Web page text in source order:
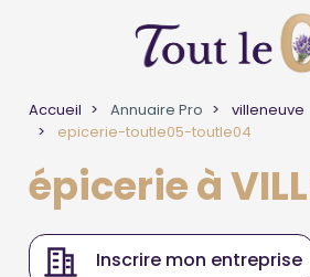
Accueil Annuaire Pro
villeneuve
epicerie-toutle05-toutle04
épicerie à
Inscrire mon entreprise